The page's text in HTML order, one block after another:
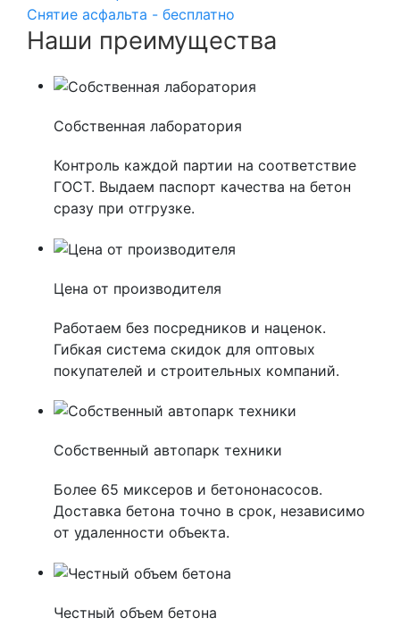
Снятие асфальта - бесплатно
Наши преимущества
Собственная лаборатория
Контроль каждой партии на соответствие
ГОСТ. Выдаем паспорт качества на бетон
сразу при отгрузке.
Цена от производителя
Работаем без посредников и наценок.
Гибкая система скидок для оптовых
покупателей и строительных компаний.
Собственный автопарк техники
Более 65 миксеров и бетононасосов.
Доставка бетона точно в срок, независимо
от удаленности объекта.
Честный объем бетона